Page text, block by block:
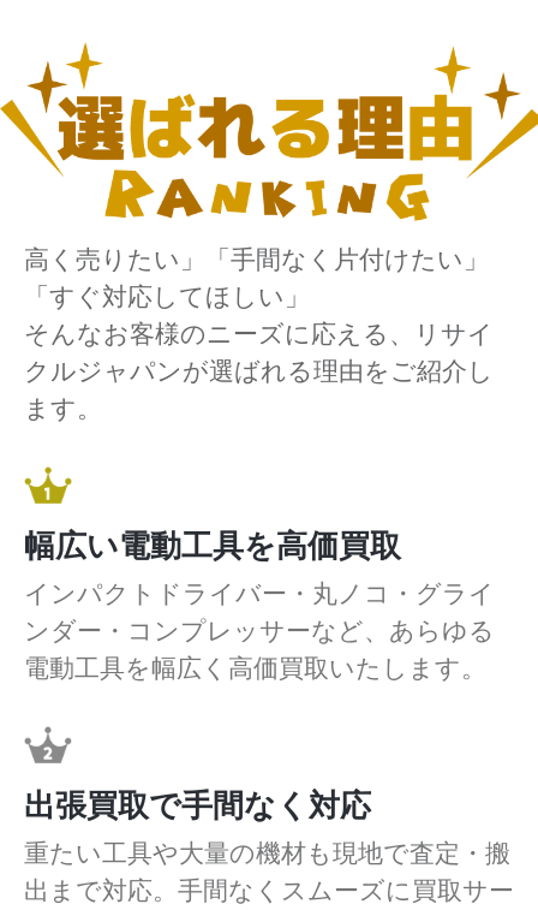
高く売りたい」「手間なく片付けたい」
「すぐ対応してほしい」
そんなお客様のニーズに応える、リサイ
クルジャパンが選ばれる理由をご紹介し
ます。
幅広い電動工具を高価買取
インパクトドライバー・丸ノコ・グライ
ンダー・コンプレッサーなど、あらゆる
電動工具を幅広く高価買取いたします。
出張買取で手間なく対応
重たい工具や大量の機材も現地で査定・搬
出まで対応。手間なくスムーズに買取サー